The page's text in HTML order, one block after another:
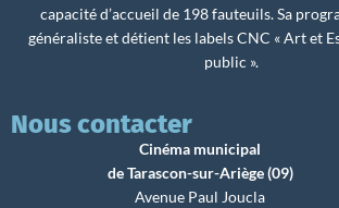
capacité d’accueil de 198 fauteuils. Sa
généraliste et détient les labels CNC « Art et
public ».
Nous contacter
Cinéma municipal
de Tarascon-sur-Ariège (09)
Avenue Paul Joucla